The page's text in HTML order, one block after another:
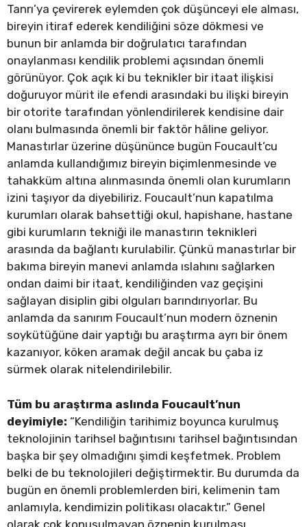
Tanrı’ya çevirerek eylemden çok düşünceyi ele alması,
bireyin itiraf ederek kendiliğini söze dökmesi ve
bunun bir anlamda bir doğrulatıcı tarafından
onaylanması kendilik problemi açısından önemli
görünüyor. Çok açık ki bu teknikler bir itaat ilişkisi
doğuruyor mürit ile efendi arasındaki bu ilişki bireyin
bir otorite tarafından yönlendirilerek kendisine dair
olanı bulmasında önemli bir faktör hâline geliyor.
Manastırlar üzerine düşününce bugün Foucault’cu
anlamda kullandığımız bireyin biçimlenmesinde ve
tahakküm altına alınmasında önemli olan kurumların
izini taşıyor da diyebiliriz. Foucault’nun kapatılma
kurumları olarak bahsettiği okul, hapishane, hastane
gibi kurumların tekniği ile manastırın teknikleri
arasında da bağlantı kurulabilir. Çünkü manastırlar bir
bakıma bireyin manevi anlamda ıslahını sağlarken
ondan daimi bir itaat, kendiliğinden vaz geçişini
sağlayan disiplin gibi olguları barındırıyorlar. Bu
anlamda da sanırım Foucault’nun modern öznenin
soykütüğüne dair yaptığı bu araştırma ayrı bir önem
kazanıyor, köken aramak değil ancak bu çaba iz
sürmek olarak nitelendirilebilir.
Tüm bu araştırma aslında Foucault’nun
deyimiyle: “Kendiliğin tarihimiz boyunca kurulmuş
teknolojinin tarihsel bağıntısını tarihsel bağıntısından
başka bir şey olmadığını şimdi keşfetmek. Problem
belki de bu teknolojileri değiştirmektir. Bu durumda da
bugün en önemli problemlerden biri, kelimenin tam
anlamıyla, kendimizin politikası olacaktır.” Genel
olarak çok konuşulmayan öznenin kurulması